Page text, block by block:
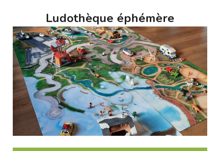
Ludothèque éphémère